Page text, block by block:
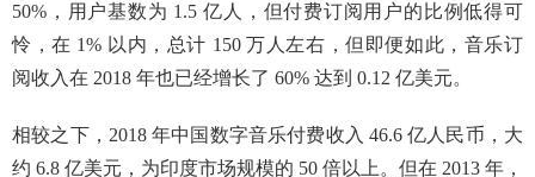
50%，用户基数为 1.5 亿人，但付费订阅用户的比例低得可
怜，在 1% 以内，总计 150 万人左右，但即便如此，音乐订
阅收入在 2018 年也已经增长了 60% 达到 0.12 亿美元。
相较之下，2018 年中国数字音乐付费收入 46.6 亿人民币，大
约 6.8 亿美元，为印度市场规模的 50 倍以上。但在 2013 年，